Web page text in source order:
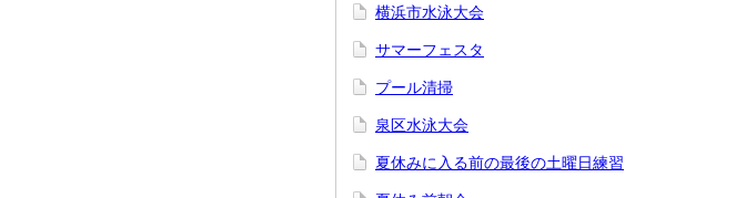
横浜市水泳大会
サマーフェスタ
プール清掃
泉区水泳大会
夏休みに入る前の最後の土曜日練習